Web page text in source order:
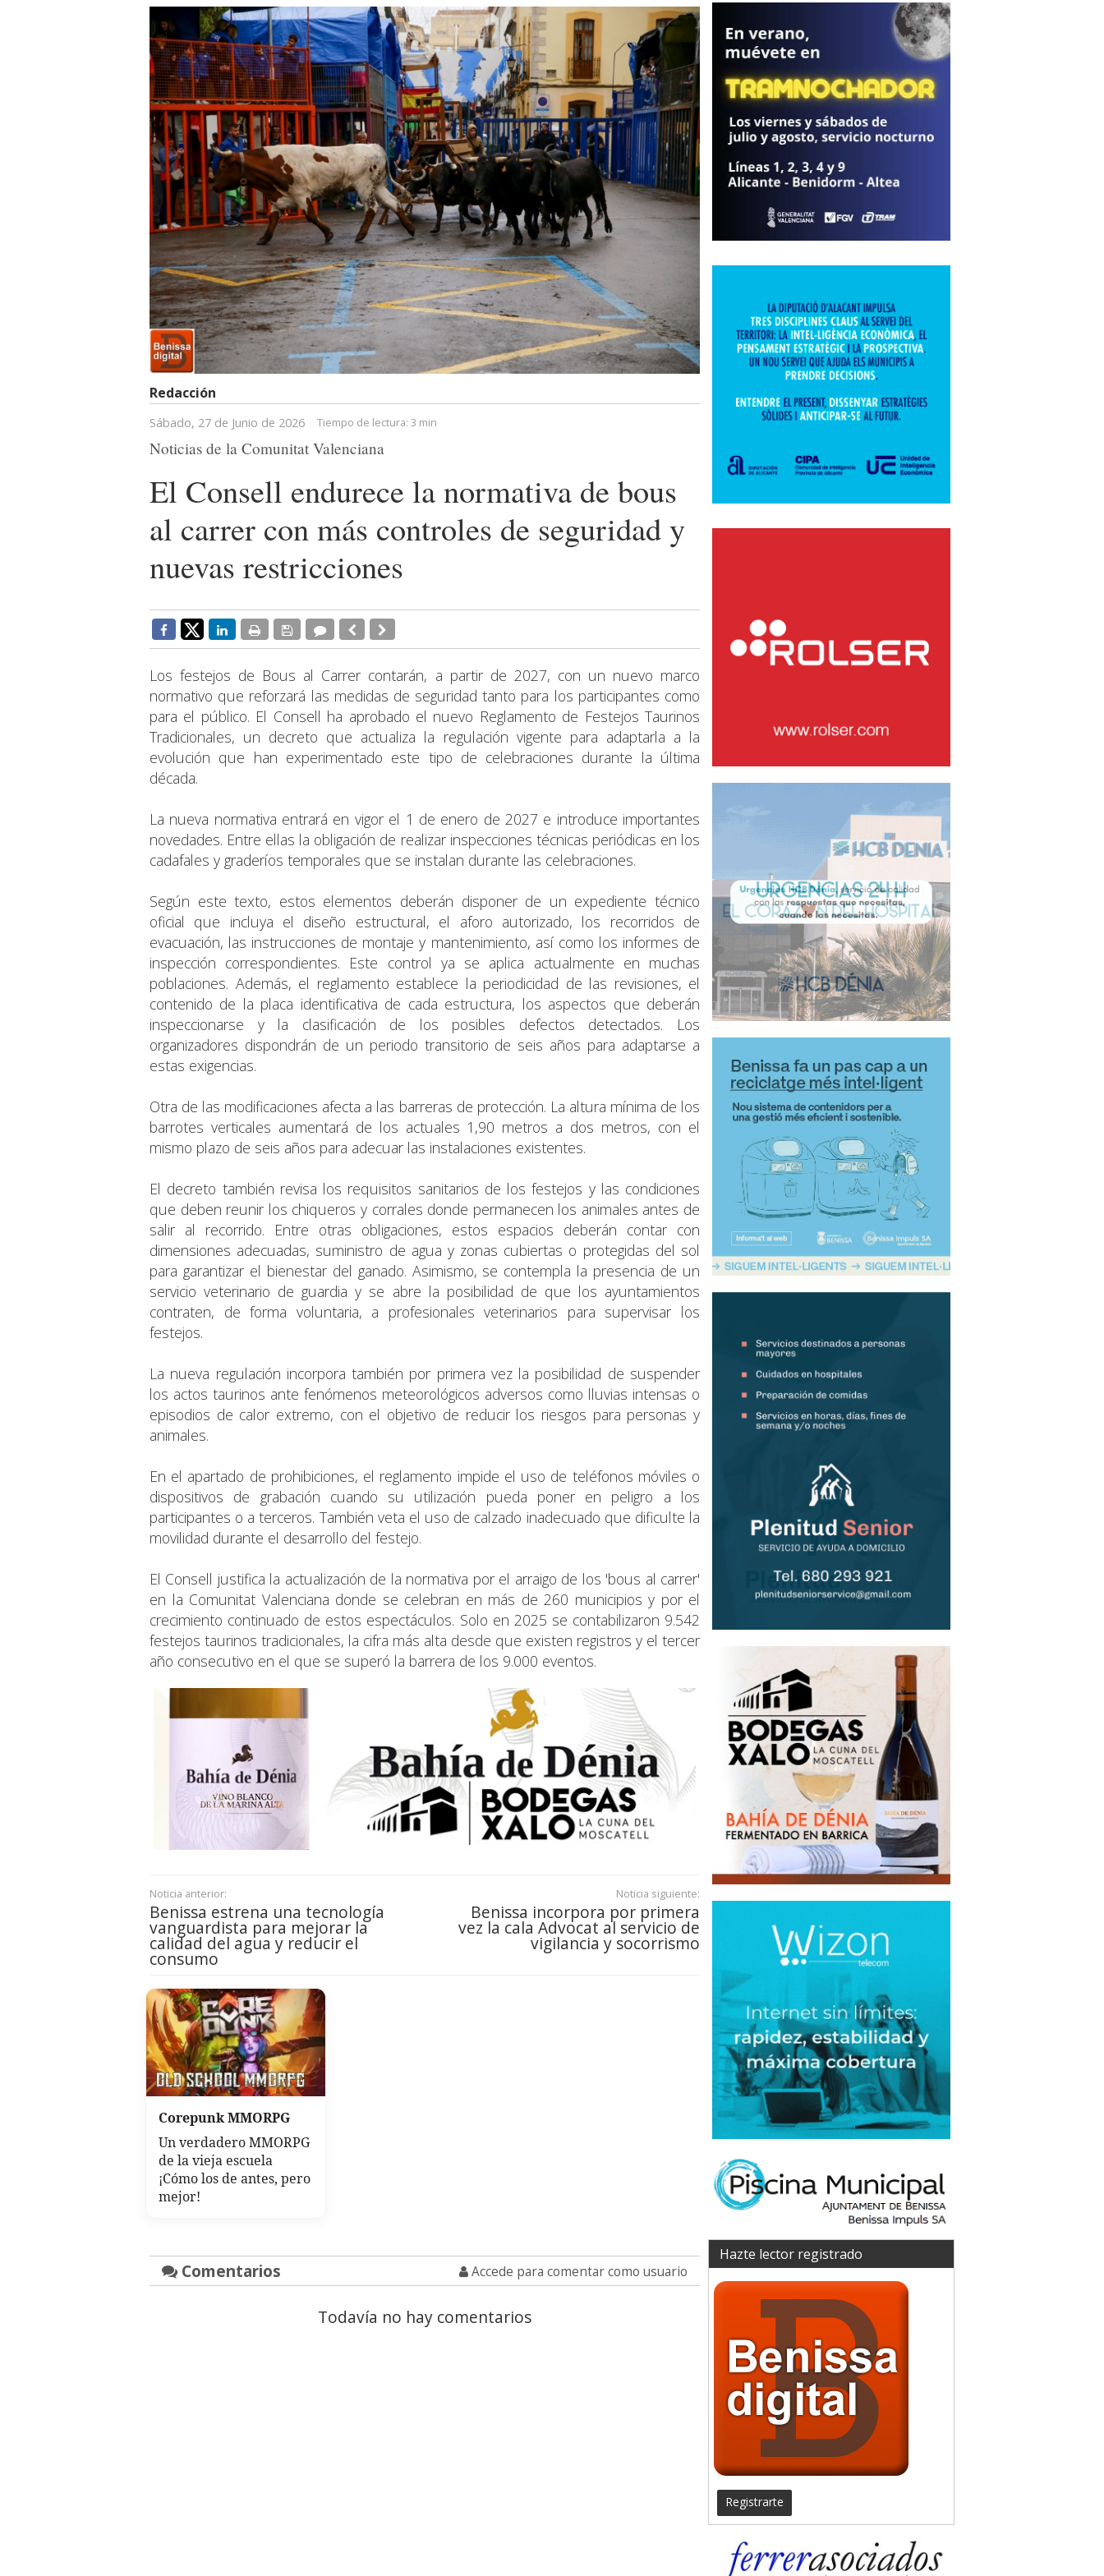
Redacción
Sábado, 27 de Junio de 2026 Tiempo de lectura: 3 min
Noticias de la Comunitat Valenciana
El Consell endurece la normativa de bous
al carrer con más controles de seguridad y
nuevas restricciones
Los festejos de Bous al Carrer contarán, a partir de 2027, con un nuevo marco
normativo que reforzará las medidas de seguridad tanto para los participantes como
para el público. El Consell ha aprobado el nuevo Reglamento de Festejos Taurinos
Tradicionales, un decreto que actualiza la regulación vigente para adaptarla a la
evolución que han experimentado este tipo de celebraciones durante la última
década.
La nueva normativa entrará en vigor el 1 de enero de 2027 e introduce importantes
novedades. Entre ellas la obligación de realizar inspecciones técnicas periódicas en los
cadafales y graderíos temporales que se instalan durante las celebraciones.
Según este texto, estos elementos deberán disponer de un expediente técnico
oficial que incluya el diseño estructural, el aforo autorizado, los recorridos de
evacuación, las instrucciones de montaje y mantenimiento, así como los informes de
inspección correspondientes. Este control ya se aplica actualmente en muchas
poblaciones. Además, el reglamento establece la periodicidad de las revisiones, el
contenido de la placa identificativa de cada estructura, los aspectos que deberán
inspeccionarse y la clasificación de los posibles defectos detectados. Los
organizadores dispondrán de un periodo transitorio de seis años para adaptarse a
estas exigencias.
Otra de las modificaciones afecta a las barreras de protección. La altura mínima de los
barrotes verticales aumentará de los actuales 1,90 metros a dos metros, con el
mismo plazo de seis años para adecuar las instalaciones existentes.
El decreto también revisa los requisitos sanitarios de los festejos y las condiciones
que deben reunir los chiqueros y corrales donde permanecen los animales antes de
salir al recorrido. Entre otras obligaciones, estos espacios deberán contar con
dimensiones adecuadas, suministro de agua y zonas cubiertas o protegidas del sol
para garantizar el bienestar del ganado. Asimismo, se contempla la presencia de un
servicio veterinario de guardia y se abre la posibilidad de que los ayuntamientos
contraten, de forma voluntaria, a profesionales veterinarios para supervisar los
festejos.
La nueva regulación incorpora también por primera vez la posibilidad de suspender
los actos taurinos ante fenómenos meteorológicos adversos como lluvias intensas o
episodios de calor extremo, con el objetivo de reducir los riesgos para personas y
animales.
En el apartado de prohibiciones, el reglamento impide el uso de teléfonos móviles o
dispositivos de grabación cuando su utilización pueda poner en peligro a los
participantes o a terceros. También veta el uso de calzado inadecuado que dificulte la
movilidad durante el desarrollo del festejo.
El Consell justifica la actualización de la normativa por el arraigo de los 'bous al carrer'
en la Comunitat Valenciana donde se celebran en más de 260 municipios y por el
crecimiento continuado de estos espectáculos. Solo en 2025 se contabilizaron 9.542
festejos taurinos tradicionales, la cifra más alta desde que existen registros y el tercer
año consecutivo en el que se superó la barrera de los 9.000 eventos.
Noticia anterior:
Benissa estrena una tecnología
vanguardista para mejorar la
calidad del agua y reducir el
consumo
Noticia siguiente:
Benissa incorpora por primera
vez la cala Advocat al servicio de
vigilancia y socorrismo
Corepunk MMORPG
Un verdadero MMORPG
de la vieja escuela
¡Cómo los de antes, pero
mejor!
Comentarios Accede para comentar como usuario
Todavía no hay comentarios
Hazte lector registrado
Registrarte